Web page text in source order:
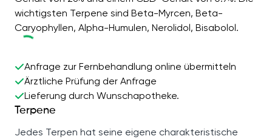
wichtigsten Terpene sind Beta-Myrcen, Beta-
Caryophyllen, Alpha-Humulen, Nerolidol, Bisabolol.
Anfrage zur Fernbehandlung online übermitteln
Ärztliche Prüfung der Anfrage
Lieferung durch Wunschapotheke.
Terpene
Jedes Terpen hat seine eigene charakteristische